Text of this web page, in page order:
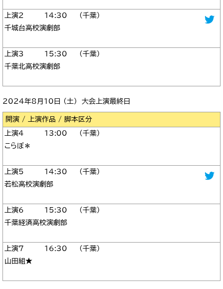
2 14:30
千葉
千城台高校演劇部
3 15:30
千葉
千葉北高校演劇部
2024年8月10日 （土） 大会上演最終日
区分
4
13:00
千葉
こらぼ＊
5 14:30
千葉
若松高校演劇部
6 15:30
千葉
千葉経済高校演劇部
7 16:30
千葉
山田組★